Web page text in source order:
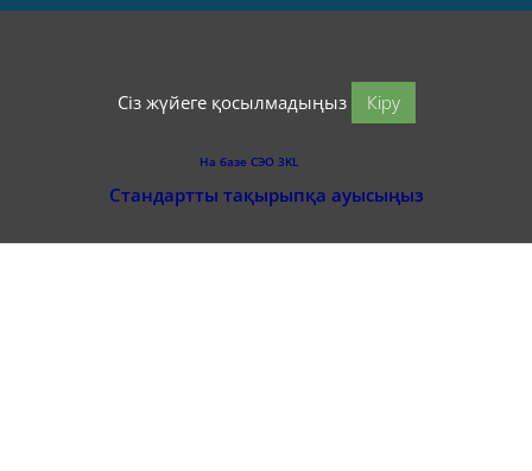
Сіз жүйеге қосылмадыңыз Кіру
На базе СЭО 3KL
Стандартты тақырыпқа ауысыңыз